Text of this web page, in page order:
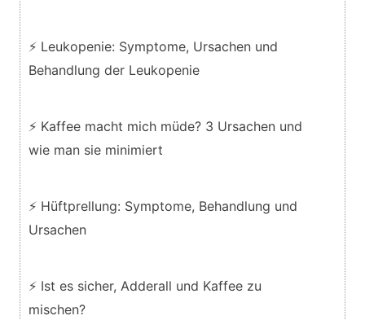
⚡ Leukopenie: Symptome, Ursachen und
Behandlung der Leukopenie
⚡ Kaffee macht mich müde? 3 Ursachen und
wie man sie minimiert
⚡ Hüftprellung: Symptome, Behandlung und
Ursachen
⚡ Ist es sicher, Adderall und Kaffee zu
mischen?